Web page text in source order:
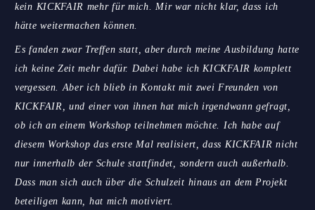
kein KICKFAIR mehr für mich. Mir war nicht klar, dass ich
hätte weitermachen können.
Es fanden zwar Treffen statt, aber durch meine Ausbildung hatte
ich keine Zeit mehr dafür. Dabei habe ich KICKFAIR komplett
vergessen. Aber ich blieb in Kontakt mit zwei Freunden von
KICKFAIR, und einer von ihnen hat mich irgendwann gefragt,
ob ich an einem Workshop teilnehmen möchte. Ich habe auf
diesem Workshop das erste Mal realisiert, dass KICKFAIR nicht
nur innerhalb der Schule stattfindet, sondern auch außerhalb.
Dass man sich auch über die Schulzeit hinaus an dem Projekt
beteiligen kann, hat mich motiviert.